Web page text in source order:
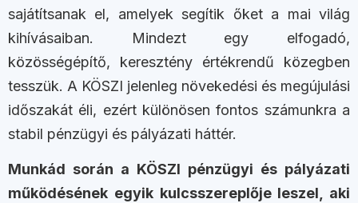
sajátítsanak el, amelyek segítik őket a mai világ
kihívásaiban. Mindezt egy elfogadó,
közösségépítő, keresztény értékrendű közegben
tesszük. A KÖSZI jelenleg növekedési és megújulási
időszakát éli, ezért különösen fontos számunkra a
stabil pénzügyi és pályázati háttér.
Munkád során a KÖSZI pénzügyi és pályázati
működésének egyik kulcsszereplője leszel, aki